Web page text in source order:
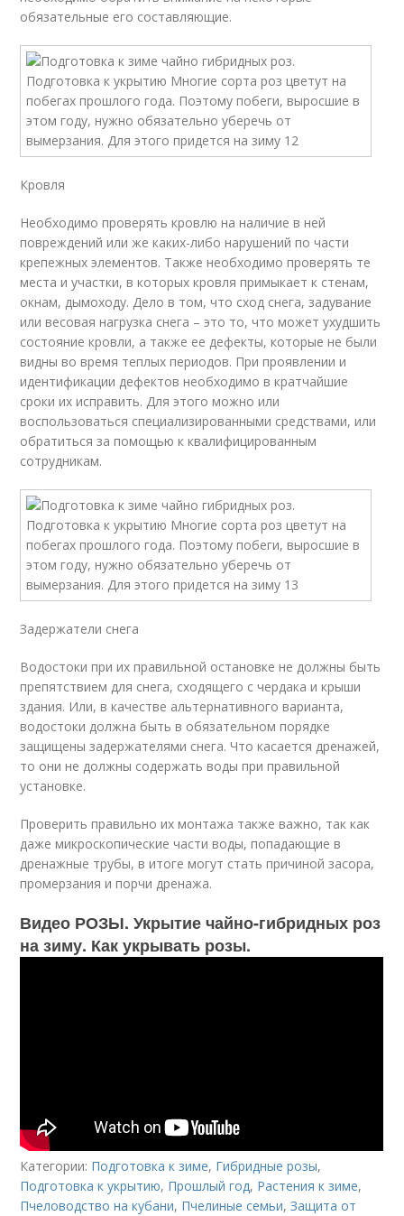
обязательные его составляющие.
Кровля
Необходимо проверять кровлю на наличие в ней
повреждений или же каких-либо нарушений по части
крепежных элементов. Также необходимо проверять те
места и участки, в которых кровля примыкает к стенам,
окнам, дымоходу. Дело в том, что сход снега, задувание
или весовая нагрузка снега – это то, что может ухудшить
состояние кровли, а также ее дефекты, которые не были
видны во время теплых периодов. При проявлении и
идентификации дефектов необходимо в кратчайшие
сроки их исправить. Для этого можно или
воспользоваться специализированными средствами, или
обратиться за помощью к квалифицированным
сотрудникам.
Задержатели снега
Водостоки при их правильной остановке не должны быть
препятствием для снега, сходящего с чердака и крыши
здания. Или, в качестве альтернативного варианта,
водостоки должна быть в обязательном порядке
защищены задержателями снега. Что касается дренажей,
то они не должны содержать воды при правильной
установке.
Проверить правильно их монтажа также важно, так как
даже микроскопические части воды, попадающие в
дренажные трубы, в итоге могут стать причиной засора,
промерзания и порчи дренажа.
Видео РОЗЫ. Укрытие чайно-гибридных роз
на зиму. Как укрывать розы.
Категории: Подготовка к зиме, Гибридные розы,
Подготовка к укрытию, Прошлый год, Растения к зиме,
Пчеловодство на кубани, Пчелиные семьи,Защита от